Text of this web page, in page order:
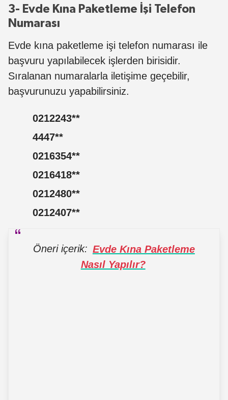
3- Evde Kına Paketleme İşi Telefon
Numarası
Evde kına paketleme işi telefon numarası ile
başvuru yapılabilecek işlerden birisidir.
Sıralanan numaralarla iletişime geçebilir,
başvurunuzu yapabilirsiniz.
0212243**
4447**
0216354**
0216418**
0212480**
0212407**
Öneri içerik: Evde Kına Paketleme
Nasıl Yapılır?